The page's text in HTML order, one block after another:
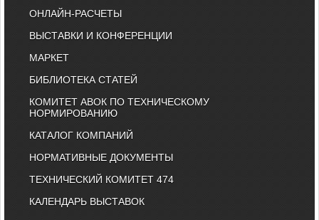
ОНЛАЙН-РАСЧЕТЫ
ВЫСТАВКИ И КОНФЕРЕНЦИИ
МАРКЕТ
БИБЛИОТЕКА СТАТЕЙ
КОМИТЕТ АВОК ПО ТЕХНИЧЕСКОМУ
НОРМИРОВАНИЮ
КАТАЛОГ КОМПАНИЙ
НОРМАТИВНЫЕ ДОКУМЕНТЫ
ТЕХНИЧЕСКИЙ КОМИТЕТ 474
КАЛЕНДАРЬ ВЫСТАВОК